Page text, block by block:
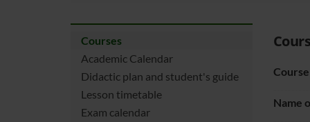
Courses
Academic Calendar
Didactic plan and student's guide
Lesson timetable
Exam calendar
Name